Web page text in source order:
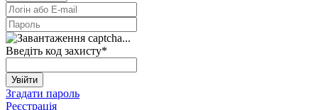
Введіть код захисту*
Увійти
Згадати пароль
Реєстрація